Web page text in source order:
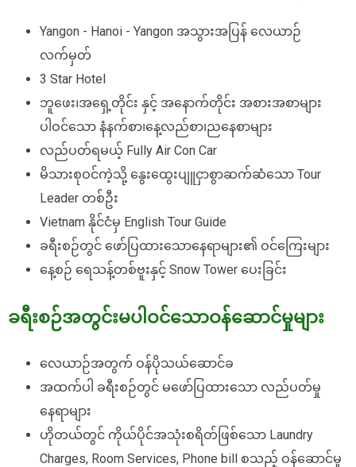
Yangon - Hanoi - Yangon အသွားအပြန် လေယာဉ်
လက်မှတ်
3 Star Hotel
ဘူဖေး၊အရှေ့တိုင်း နှင့် အနောက်တိုင်း အစားအစာများ
ပါဝင်သော နံနက်စာ၊နေ့လည်စာ၊ညနေစာများ
လည်ပတ်ရမယ့် Fully Air Con Car
မိသားစုဝင်ကဲ့သို့ နွေးထွေးပျူငှာစွာဆက်ဆံသော Tour
Leader တစ်ဦး
Vietnam နိုင်ငံမှ English Tour Guide
ခရီးစဉ်တွင် ဖော်ပြထားသောနေရာများ၏ ဝင်ကြေးများ
နေ့စဉ် ရေသန့်တစ်ဗူးနှင့် Snow Tower ပေးခြင်း
ခရီးစဉ်အတွင်းမပါဝင်သောဝန်ဆောင်မှုများ
လေယာဉ်အတွက် ဝန်ပိုသယ်ဆောင်ခ
အထက်ပါ ခရီးစဉ်တွင် မဖော်ပြထားသော လည်ပတ်မှု
နေရာများ
ဟိုတယ်တွင် ကိုယ်ပိုင်အသုံးစရိတ်ဖြစ်သော Laundry
Charges, Room Services, Phone bill စသည့် ဝန်ဆောင်မှု